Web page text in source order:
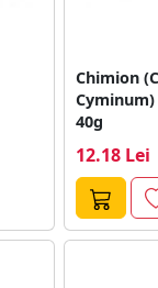
Chimion
40g
12.18 Lei